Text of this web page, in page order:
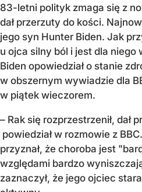
83-letni polityk zmaga się z
dał przerzuty do kości.
jego syn Hunter Biden. Jak
u ojca silny ból i jest dla
Biden opowiedział o stanie
w obszernym wywiadzie dla
w piątek wieczorem.
– Rak się rozprzestrzenił, dał
powiedział w rozmowie z
przyznał, że choroba jest
względami bardzo
zaznaczył, że jego ojciec